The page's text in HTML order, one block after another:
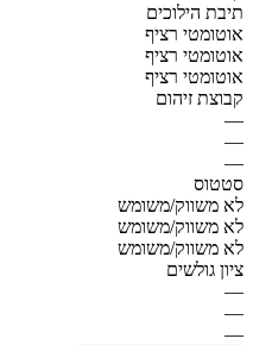
תיבת הילוכים
אוטומטי רציף
אוטומטי רציף
אוטומטי רציף
קבוצת זיהום
—
—
—
סטטוס
לא משווק/משומש
לא משווק/משומש
לא משווק/משומש
ציון גולשים
—
—
—